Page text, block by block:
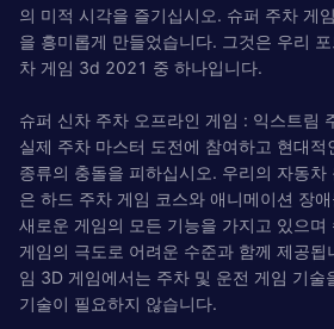
의 미적 시각을 즐기십시오. 슈퍼 주차 게
을 흥미롭게 만들었습니다. 그것은 우리
차 게임 3d 2021 중 하나입니다.
슈퍼 신차 주차 오프라인 게임 : 익스트림
실제 주차 마스터 도전에 참여하고 현대
종류의 충돌을 피하십시오. 우리의 자동차
은 하드 주차 게임 코스와 애니메이션 장
새로운 게임의 모든 기능을 가지고 있으며
게임의 극도로 어려운 수준과 함께 제공됩
임 3D 게임에서는 주차 및 운전 게임 기술
기술이 필요하지 않습니다.